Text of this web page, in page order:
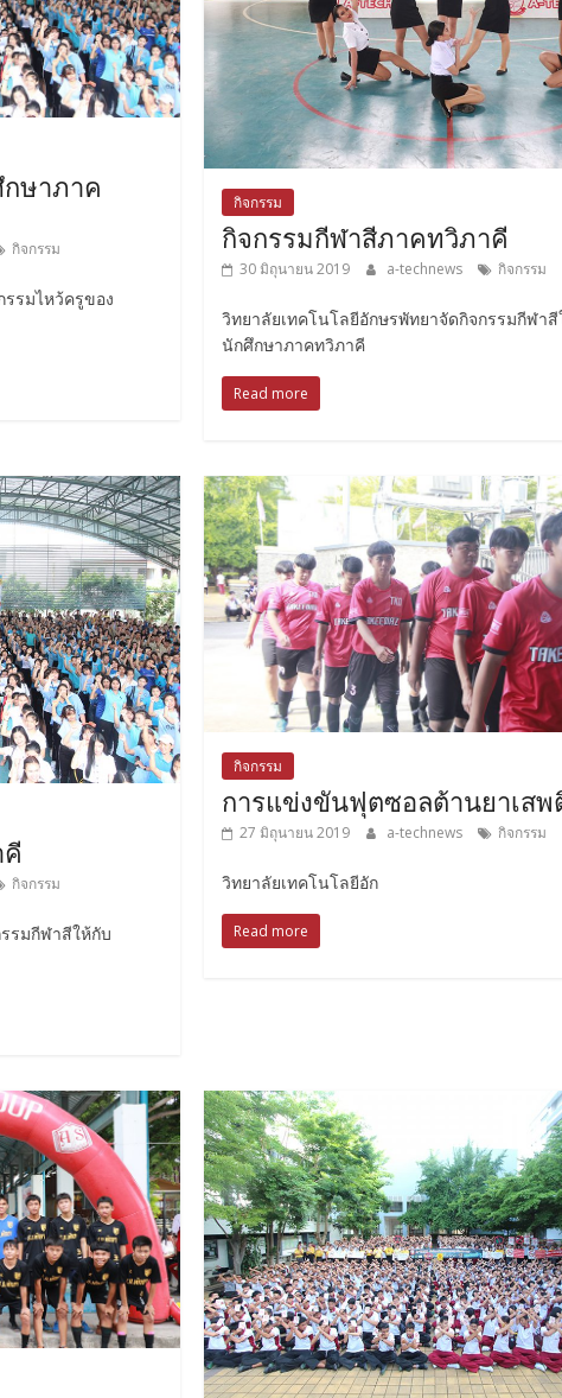
ษาภาค
กิจกรรม
รมไหว้ครูของ
กิจกรรม
กิจกรรมกีฬาสีภาคทวิภาคี
30 มิถุนายน 2019 a-technews กิจกรรม
วิทยาลัยเทคโนโลยีอักษรพัทยาจัดกิจกรรมกีฬาสี
นักศึกษาภาคทวิภาคี
Read more
กิจกรรม
รมกีฬาสีให้กับ
กิจกรรม
การแข่งขันฟุตซอลต้านยาเสพ
27 มิถุนายน 2019 a-technews กิจกรรม
วิทยาลัยเทคโนโลยีอัก
Read more